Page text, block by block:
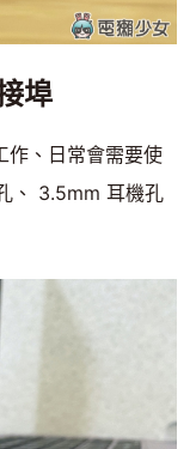
埠
作、日常會需要使
、 3.5mm 耳機孔